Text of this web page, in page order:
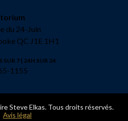
du 24-Juin
QC J1E 1H1
SUR 7 | 24H SUR 24
1155
Steve Elkas. Tous droits réservés.
Avis légal